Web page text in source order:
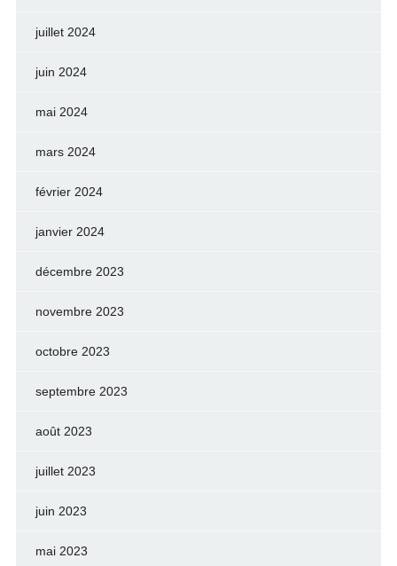
juillet 2024
juin 2024
mai 2024
mars 2024
février 2024
janvier 2024
décembre 2023
novembre 2023
octobre 2023
septembre 2023
août 2023
juillet 2023
juin 2023
mai 2023